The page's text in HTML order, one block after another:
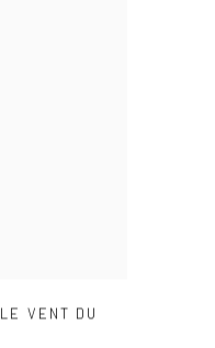
LE VENT DU